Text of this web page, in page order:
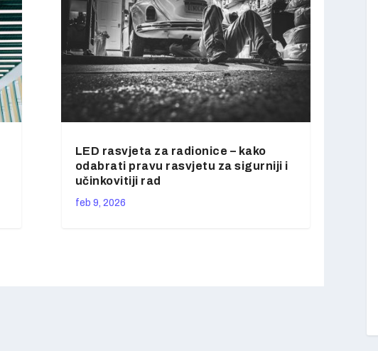
LED rasvjeta za radionice – kako
odabrati pravu rasvjetu za sigurniji i
učinkovitiji rad
feb 9, 2026